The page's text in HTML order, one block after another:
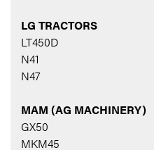
LG TRACTORS
LT450D
N41
N47
MAM (AG MACHINERY)
GX50
MKM45